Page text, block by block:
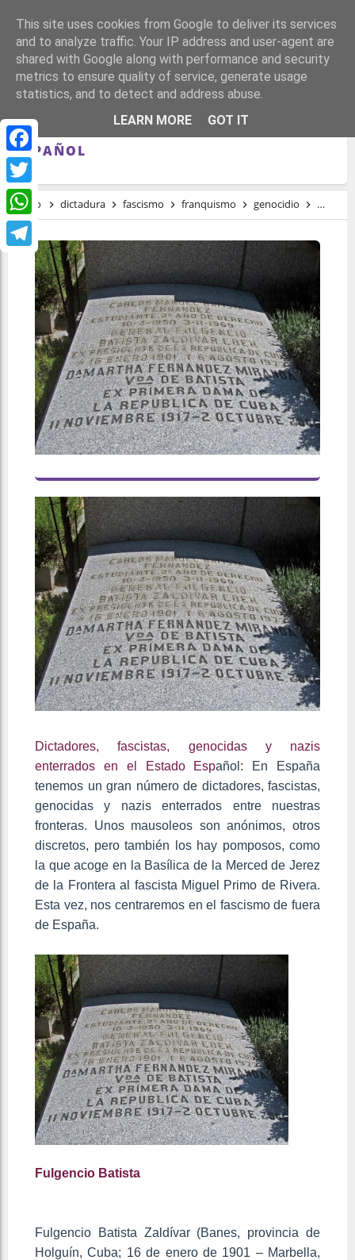
Facebook
Twitter
WhatsApp
Telegram
DICTADORES, FASCISTAS, GENOCIDAS Y
NAZIS ENTERRADOS EN EL ESTADO
ESPAÑOL
Inicio dictadura fascismo franquismo genocidio Historia
Dictadores, fascistas, genocidas y nazis
enterrados en el Estado Español:
En España
tenemos un gran número de dictadores, fascistas,
genocidas y nazis enterrados entre nuestras
fronteras. Unos mausoleos son anónimos, otros
discretos, pero también los hay pomposos, como
la que acoge en la Basílica de la Merced de Jerez
de la Frontera al fascista Miguel Primo de Rivera.
Esta vez, nos centraremos en el fascismo de fuera
de España.
Fulgencio Batista
Fulgencio Batista Zaldívar (Banes, provincia de
Holguín, Cuba; 16 de enero de 1901 – Marbella,
This site uses cookies from Google to deliver its services
and to analyze traffic. Your IP address and user-agent are
shared with Google along with performance and security
metrics to ensure quality of service, generate usage
statistics, and to detect and address abuse.
LEARN MORE
GOT IT